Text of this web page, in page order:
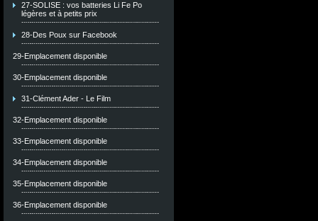
27-SOLISE : vos batteries Li Fe Po
légères et à petits prix
28-Des Poux sur Facebook
29-Emplacement disponible
30-Emplacement disponible
31-Clément Ader - Le Film
32-Emplacement disponible
33-Emplacement disponible
34-Emplacement disponible
35-Emplacement disponible
36-Emplacement disponible